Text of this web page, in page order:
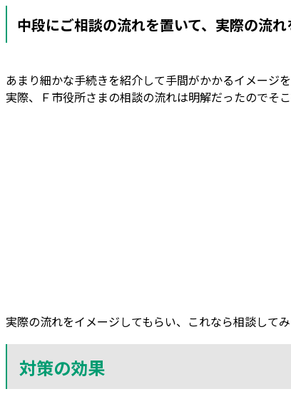
中段にご相談の流れを置いて、実際の流
あまり細かな手続きを紹介して手間がかかるイメージ
実際、Ｆ市役所さまの相談の流れは明解だったのでそこ
実際の流れをイメージしてもらい、これなら相談して
対策の効果